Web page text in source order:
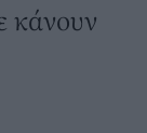
κάνουν